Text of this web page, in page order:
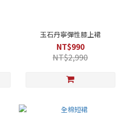
玉石丹寧彈性膝上裙
NT$990
NT$2,990